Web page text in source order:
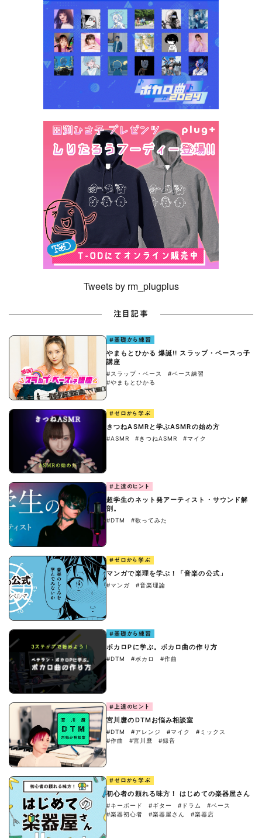
Tweets by rm_plugplus
注目記事
#基礎から練習
やまもとひかる 爆誕!! スラップ・ベースっ子
講座
#スラップ・ベース
#ベース練習
#やまもとひかる
#ゼロから学ぶ
きつねASMRと学ぶASMRの始め方
#ASMR #きつねASMR #マイク
#上達のヒント
超学生のネット発アーティスト・サウンド解
剖。
#DTM #歌ってみた
#ゼロから学ぶ
マンガで楽理を学ぶ！「音楽の公式」
#マンガ #音楽理論
#基礎から練習
ボカロPに学ぶ。ボカロ曲の作り方
#DTM #ボカロ #作曲
#上達のヒント
宮川麿のDTMお悩み相談室
#DTM #アレンジ #マイク
#ミックス
#作曲
#宮川麿 #録音
#ゼロから学ぶ
初心者の頼れる味方！ はじめての楽器屋さん
#キーボード #ギター #ドラム
#ベース
#楽器初心者
#楽器屋さん #楽器店